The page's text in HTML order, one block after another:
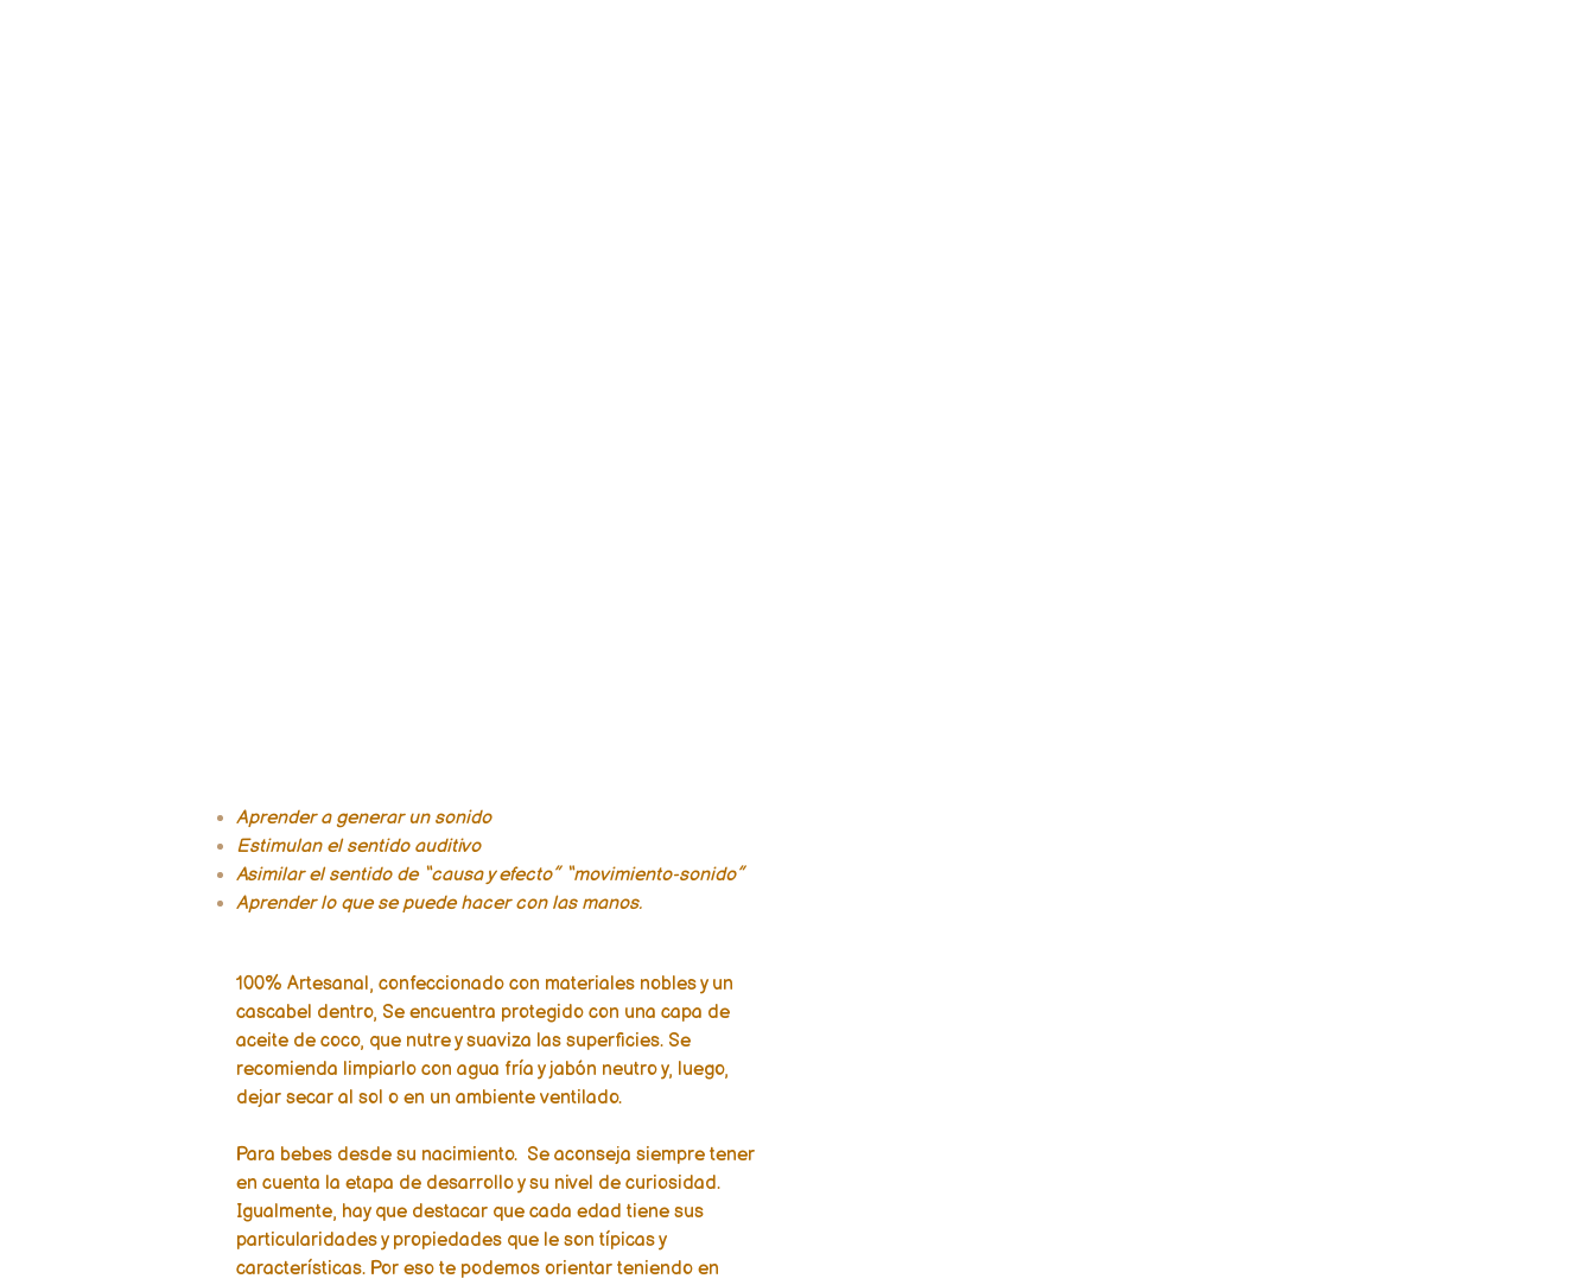
Aprender a generar un sonido
Estimulan el sentido auditivo
Asimilar el sentido de “causa y efecto” “movimiento-sonido”
Aprender lo que se puede hacer con las manos.
100% Artesanal, confeccionado con materiales nobles y un
cascabel dentro, Se encuentra protegido con una capa de
aceite de coco, que nutre y suaviza las superficies. Se
recomienda limpiarlo con agua fría y jabón neutro y, luego,
dejar secar al sol o en un ambiente ventilado.
Para bebes desde su nacimiento. Se aconseja siempre tener
en cuenta la etapa de desarrollo y su nivel de curiosidad.
Igualmente, hay que destacar que cada edad tiene sus
particularidades y propiedades que le son típicas y
características. Por eso te podemos orientar teniendo en